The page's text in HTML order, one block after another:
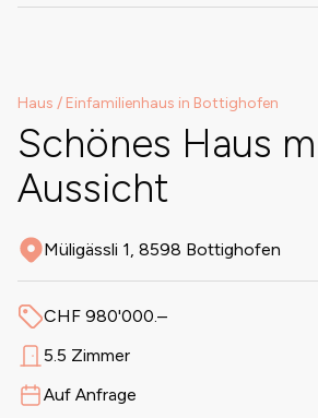
Haus / Einfamilienhaus in Bottighofen
Schönes Haus
Aussicht
Adresse
Müligässli 1, 8598 Bottighofen
Preis
CHF 980'000.–
Anzahl Zimmer
5.5 Zimmer
Verfügbar ab
Auf Anfrage